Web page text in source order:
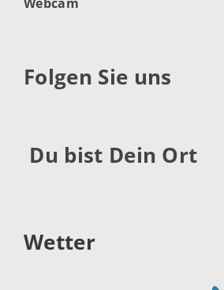
Folgen Sie uns
Du bist Dein Ort
Wetter